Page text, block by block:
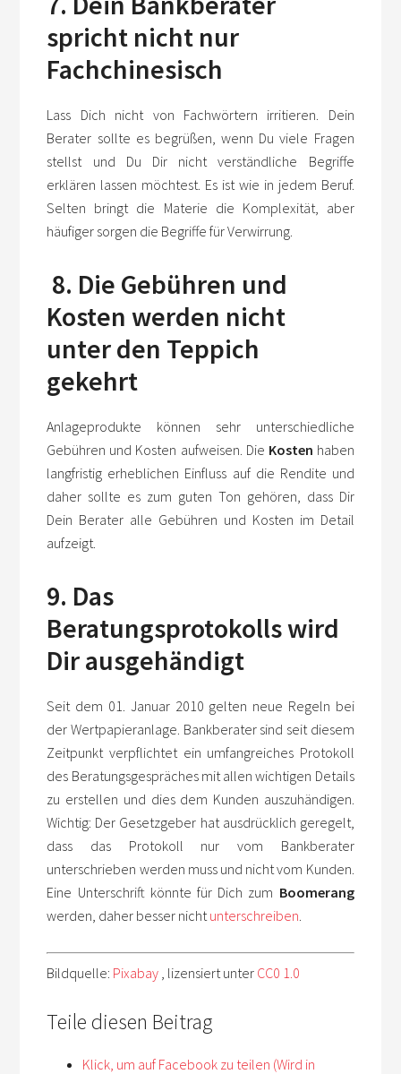
spricht nicht nur
Fachchinesisch
Lass Dich nicht von Fachwörtern irritieren. Dein
Berater sollte es begrüßen, wenn Du viele Fragen
stellst und Du Dir nicht verständliche Begriffe
erklären lassen möchtest. Es ist wie in jedem Beruf.
Selten bringt die Materie die Komplexität, aber
häufiger sorgen die Begriffe für Verwirrung.
8. Die Gebühren und
Kosten werden nicht
unter den Teppich
gekehrt
Anlageprodukte können sehr unterschiedliche
Gebühren und Kosten aufweisen. Die Kosten haben
langfristig erheblichen Einfluss auf die Rendite und
daher sollte es zum guten Ton gehören, dass Dir
Dein Berater alle Gebühren und Kosten im Detail
aufzeigt.
9. Das
Beratungsprotokolls wird
Dir ausgehändigt
Seit dem 01. Januar 2010 gelten neue Regeln bei
der Wertpapieranlage. Bankberater sind seit diesem
Zeitpunkt verpflichtet ein umfangreiches Protokoll
des Beratungsgespräches mit allen wichtigen Details
zu erstellen und dies dem Kunden auszuhändigen.
Wichtig: Der Gesetzgeber hat ausdrücklich geregelt,
dass das Protokoll nur vom Bankberater
unterschrieben werden muss und nicht vom Kunden.
Eine Unterschrift könnte für Dich zum Boomerang
werden, daher besser nicht unterschreiben
Bildquelle: Pixabay , lizensiert unter CC0 1.0
Teile diesen Beitrag
Klick, um auf Facebook zu teilen (Wird in